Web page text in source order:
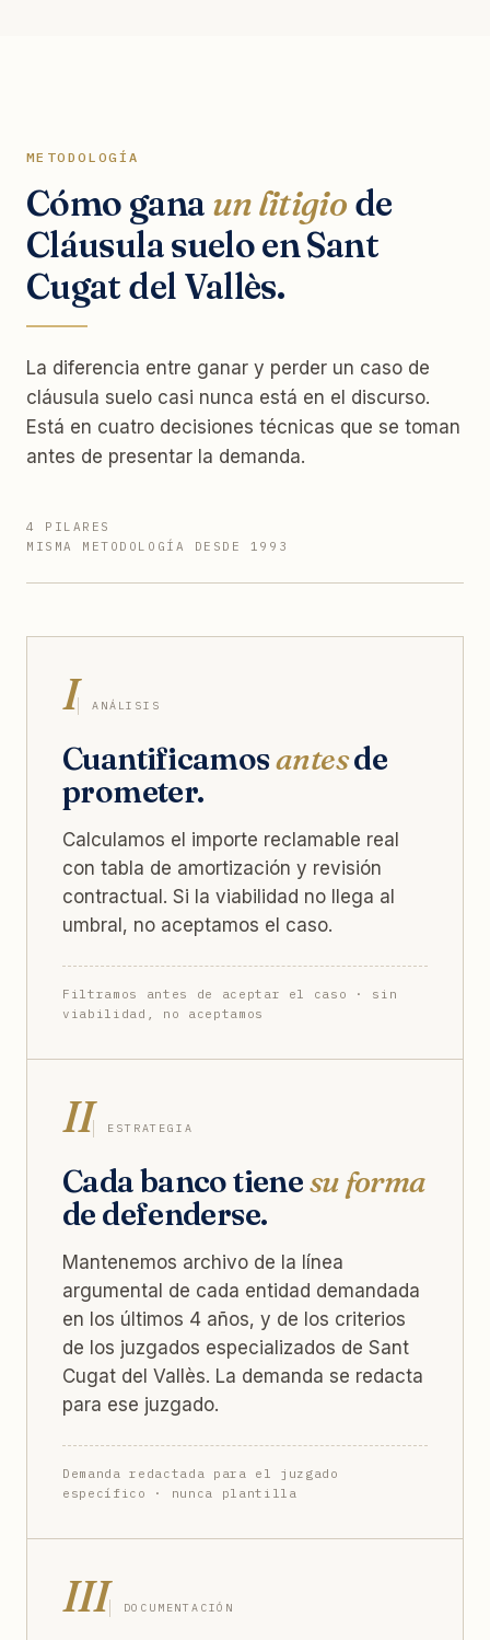
METODOLOGÍA
Cómo gana un litigio de
Cláusula suelo en Sant
Cugat del Vallès.
La diferencia entre ganar y perder un caso de
cláusula suelo casi nunca está en el discurso.
Está en cuatro decisiones técnicas que se toman
antes de presentar la demanda.
4 PILARES
MISMA METODOLOGÍA DESDE 1993
I ANÁLISIS
Cuantificamosantesde
prometer.
Calculamos el importe reclamable real
con tabla de amortización y revisión
contractual. Si la viabilidad no llega al
umbral, no aceptamos el caso.
Filtramos antes de aceptar el caso · sin
viabilidad, no aceptamos
II ESTRATEGIA
Cada banco tienesu forma
de defenderse.
Mantenemos archivo de la línea
argumental de cada entidad demandada
en los últimos 4 años, y de los criterios
de los juzgados especializados de Sant
Cugat del Vallès. La demanda se redacta
para ese juzgado.
Demanda redactada para el juzgado
específico · nunca plantilla
III DOCUMENTACIÓN